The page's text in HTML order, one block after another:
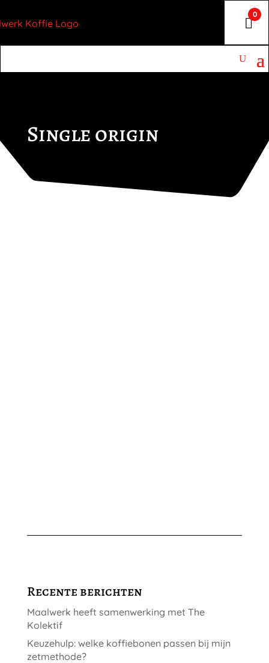
0
Single origin
Recente berichten
Maalwerk heeft samenwerking met The
Kolektif
Keuzehulp: welke koffiebonen passen bij mijn
zetmethode?